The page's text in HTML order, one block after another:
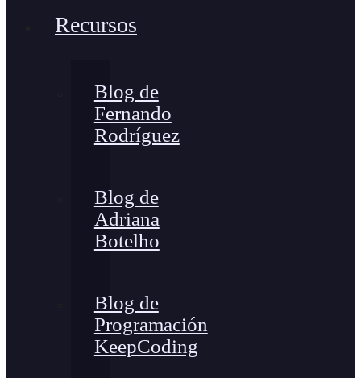
Recursos
Blog de
Fernando
Rodríguez
Blog de
Adriana
Botelho
Blog de
Programación
KeepCoding